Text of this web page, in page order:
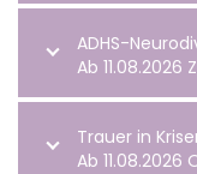
ADHS-
Ab 11.08.2026
Trauer in
Ab 11.08.2026